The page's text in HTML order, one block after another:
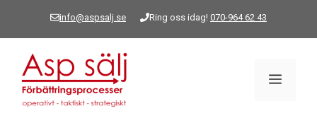
info@aspsalj.se Ring oss idag! 070-964 62 43
Meny